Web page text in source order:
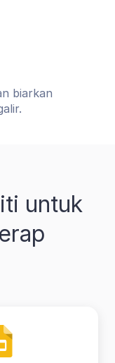
biarkan
untuk